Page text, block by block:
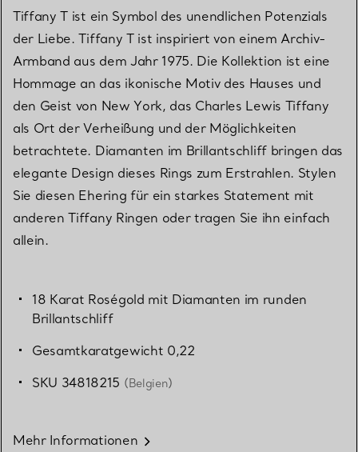
Tiffany T ist ein Symbol des unendlichen Potenzials
der Liebe. Tiffany T ist inspiriert von einem Archiv-
Armband aus dem Jahr 1975. Die Kollektion ist eine
Hommage an das ikonische Motiv des Hauses und
den Geist von New York, das Charles Lewis Tiffany
als Ort der Verheißung und der Möglichkeiten
betrachtete. Diamanten im Brillantschliff bringen das
elegante Design dieses Rings zum Erstrahlen. Stylen
Sie diesen Ehering für ein starkes Statement mit
anderen Tiffany Ringen oder tragen Sie ihn einfach
allein.
18 Karat Roségold mit Diamanten im runden
Brillantschliff
Gesamtkaratgewicht 0,22
SKU 34818215 (Belgien)
Mehr Informationen